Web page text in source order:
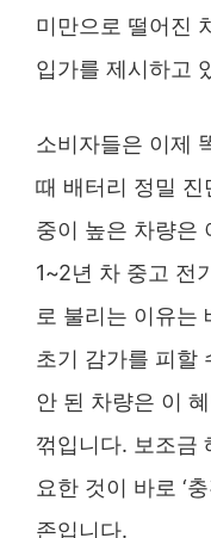
미만으로 떨어진
입가를 제시하고
소비자들은 이제
때 배터리 정밀 진
중이 높은 차량은
1~2년 차 중고 전
로 불리는 이유는
초기 감가를 피할
안 된 차량은 이
꺾입니다. 보조금
요한 것이 바로 ‘
존입니다.